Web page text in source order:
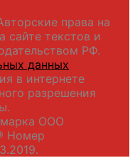
права на
сайте текстов и
РФ.
данных
в интернете
разрешения
марка ООО
Номер